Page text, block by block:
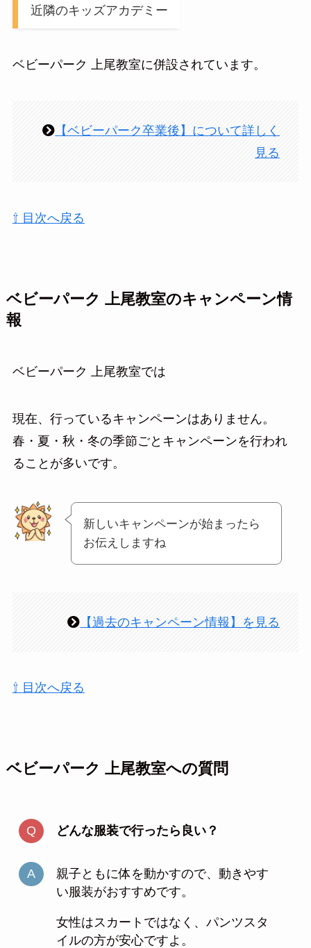
近隣のキッズアカデミー
ベビーパーク 上尾教室に併設されています。
【ベビーパーク卒業後】について詳しく
見る
⇧ 目次へ戻る
ベビーパーク 上尾教室のキャンペーン情
報
ベビーパーク 上尾教室では
現在、行っているキャンペーンはありません。
春・夏・秋・冬の季節ごとキャンペーンを行われ
ることが多いです。
新しいキャンペーンが始まったら
お伝えしますね
【過去のキャンペーン情報】を見る
⇧ 目次へ戻る
ベビーパーク 上尾教室への質問
どんな服装で行ったら良い？
親子ともに体を動かすので、動きやす
い服装がおすすめです。
女性はスカートではなく、パンツスタ
イルの方が安心ですよ。